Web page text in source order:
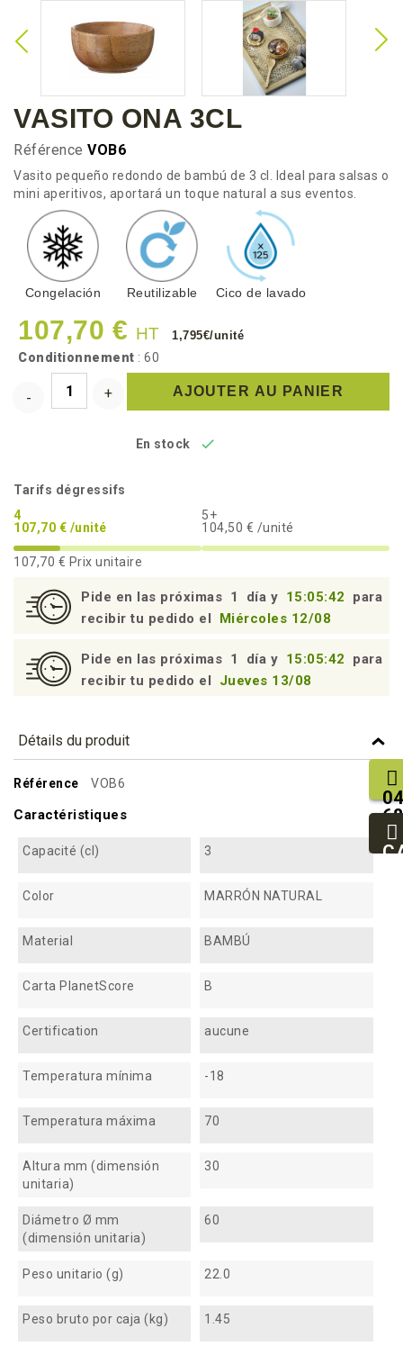
VASITO ONA 3CL
Référence VOB6
Vasito pequeño redondo de bambú de 3 cl. Ideal para salsas o
mini aperitivos, aportará un toque natural a sus eventos.
Congelación Reutilizable Cico de lavado
107,70 € HT 1,795€/unité
Conditionnement : 60
AJOUTER AU PANIER
En stock 
Tarifs dégressifs
4
107,70 € /unité
5+
104,50 € /unité
107,70 € Prix unitaire
Pide en las próximas 1 día y 15:05:41
para
recibir tu pedido el
Miércoles 12/08
Pide en las próximas 1 día y 15:05:41
para
recibir tu pedido el
Jueves 13/08
Détails du produit
Référence VOB6
Caractéristiques
Capacité (cl) 3
Color MARRÓN NATURAL
Material BAMBÚ
Carta PlanetScore B
Certification aucune
Temperatura mínima -18
Temperatura máxima 70
Altura mm (dimensión
unitaria)
30
Diámetro Ø mm
(dimensión unitaria)
60
Peso unitario (g) 22.0
Peso bruto por caja (kg) 1.45
04
68
25
93